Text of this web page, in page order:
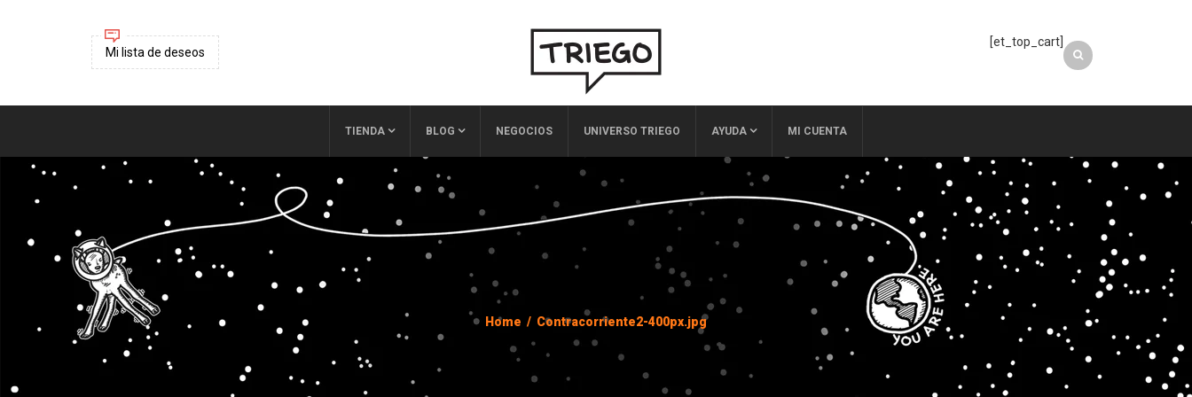
Mi lista de deseos
[et_top_cart]
TIENDA BLOG NEGOCIOS UNIVERSO TRIEGO AYUDA MI CUENTA
Home / Contracorriente2-400px.jpg